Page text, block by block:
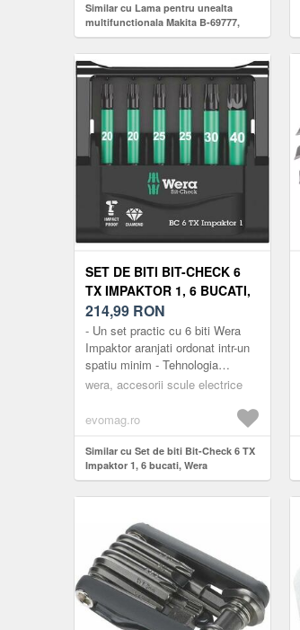
Similar cu Lama pentru unealta
multifunctionala Makita B-69777,
53mm
SET DE BITI BIT-CHECK 6
TX IMPAKTOR 1, 6 BUCATI,
WERA
214,99 RON
- Un set practic cu 6 biti Wera
Impaktor aranjati ordonat intr-un
spatiu minim - Tehnologia
Impaktor ofera o durata de viata
wera, accesorii scule electrice
evomag.ro
Similar cu Set de biti Bit-Check 6 TX
Impaktor 1, 6 bucati, Wera